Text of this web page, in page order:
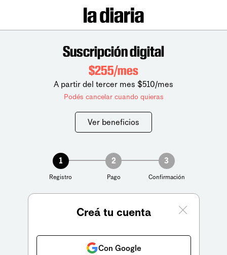
Suscripción digital
$255/mes
A partir del tercer mes $510/mes
Podés cancelar cuando quieras
Ver beneficios
1
Registro
2
Pago
3
Confirmación
Creá tu cuenta
Con Google